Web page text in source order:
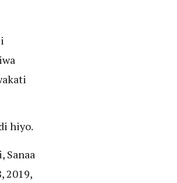
hiyo.
Sanaa
2019,